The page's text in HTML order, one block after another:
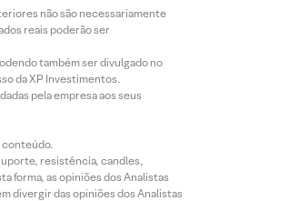
não são necessariamente
reais poderão ser
também ser divulgado no
da XP Investimentos.
pela empresa aos seus
conteúdo.
resistência, candles,
forma, as opiniões dos Analistas
divergir das opiniões dos Analistas